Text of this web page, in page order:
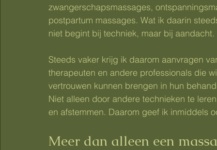
zwangerschapsmassages,
postpartum massages. Wat ik daarin
niet begint bij techniek, maar bij aandacht.
Steeds vaker krijg ik daarom aanvragen
therapeuten en andere professionals die
vertrouwen kunnen brengen in hun
Niet alleen door andere technieken te
en afstemmen. Daarom geef ik inmiddels
Meer dan alleen een